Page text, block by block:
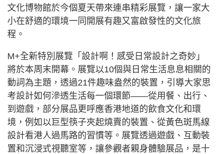
文化博物館於今個夏天帶來連串精彩展覽，讓一家大
小在舒適的環境一同開展有趣又富啟發性的文化旅
程。
M+全新特別展覽「設計啊！感受日常設計之奇妙」
將於本周末開幕。展覽以10個與日常生活息息相關的
動詞為主題，透過21件趣味盎然的裝置，引導大家思
考設計如何滲透生活每一個環節——從用餐、出行、
到遊戲，部分展品更呼應香港地道的飲食文化和環
境，例如以巨型筷子夾起燒賣的裝置、從黃色斑馬線
設計看港人過馬路的習慣等。展覽透過遊戲、互動裝
置和沉浸式視聽室等，讓參觀者親身體驗展品，是十